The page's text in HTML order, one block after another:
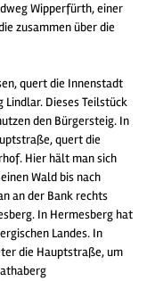
Wipperfürth, einer
zusammen über die
quert die Innenstadt
Lindlar. Dieses Teilstück
den Bürgersteig. In
quert die
Hier hält man sich
Wald bis nach
an der Bank rechts
In Hermesberg hat
Landes. In
die Hauptstraße, um